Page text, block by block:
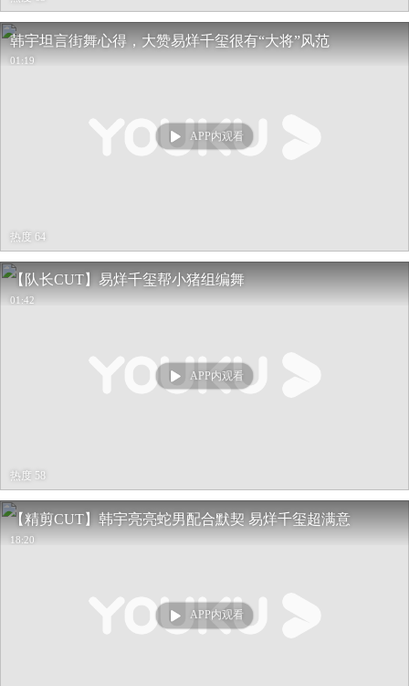
韩宇坦言街舞心得，大赞易烊千玺很有“大将”风范
01:19
APP内观看
热度 64
【队长CUT】易烊千玺帮小猪组编舞
01:42
APP内观看
热度 58
【精剪CUT】韩宇亮亮蛇男配合默契 易烊千玺超满意
18:20
APP内观看